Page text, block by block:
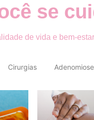
se
de vida e bem-
Cirurgias Adenomiose